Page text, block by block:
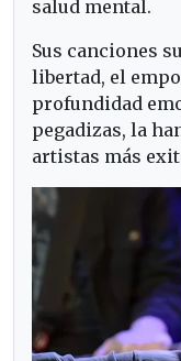
salud mental.
Sus canciones
libertad, el
profundidad
pegadizas, la
artistas más